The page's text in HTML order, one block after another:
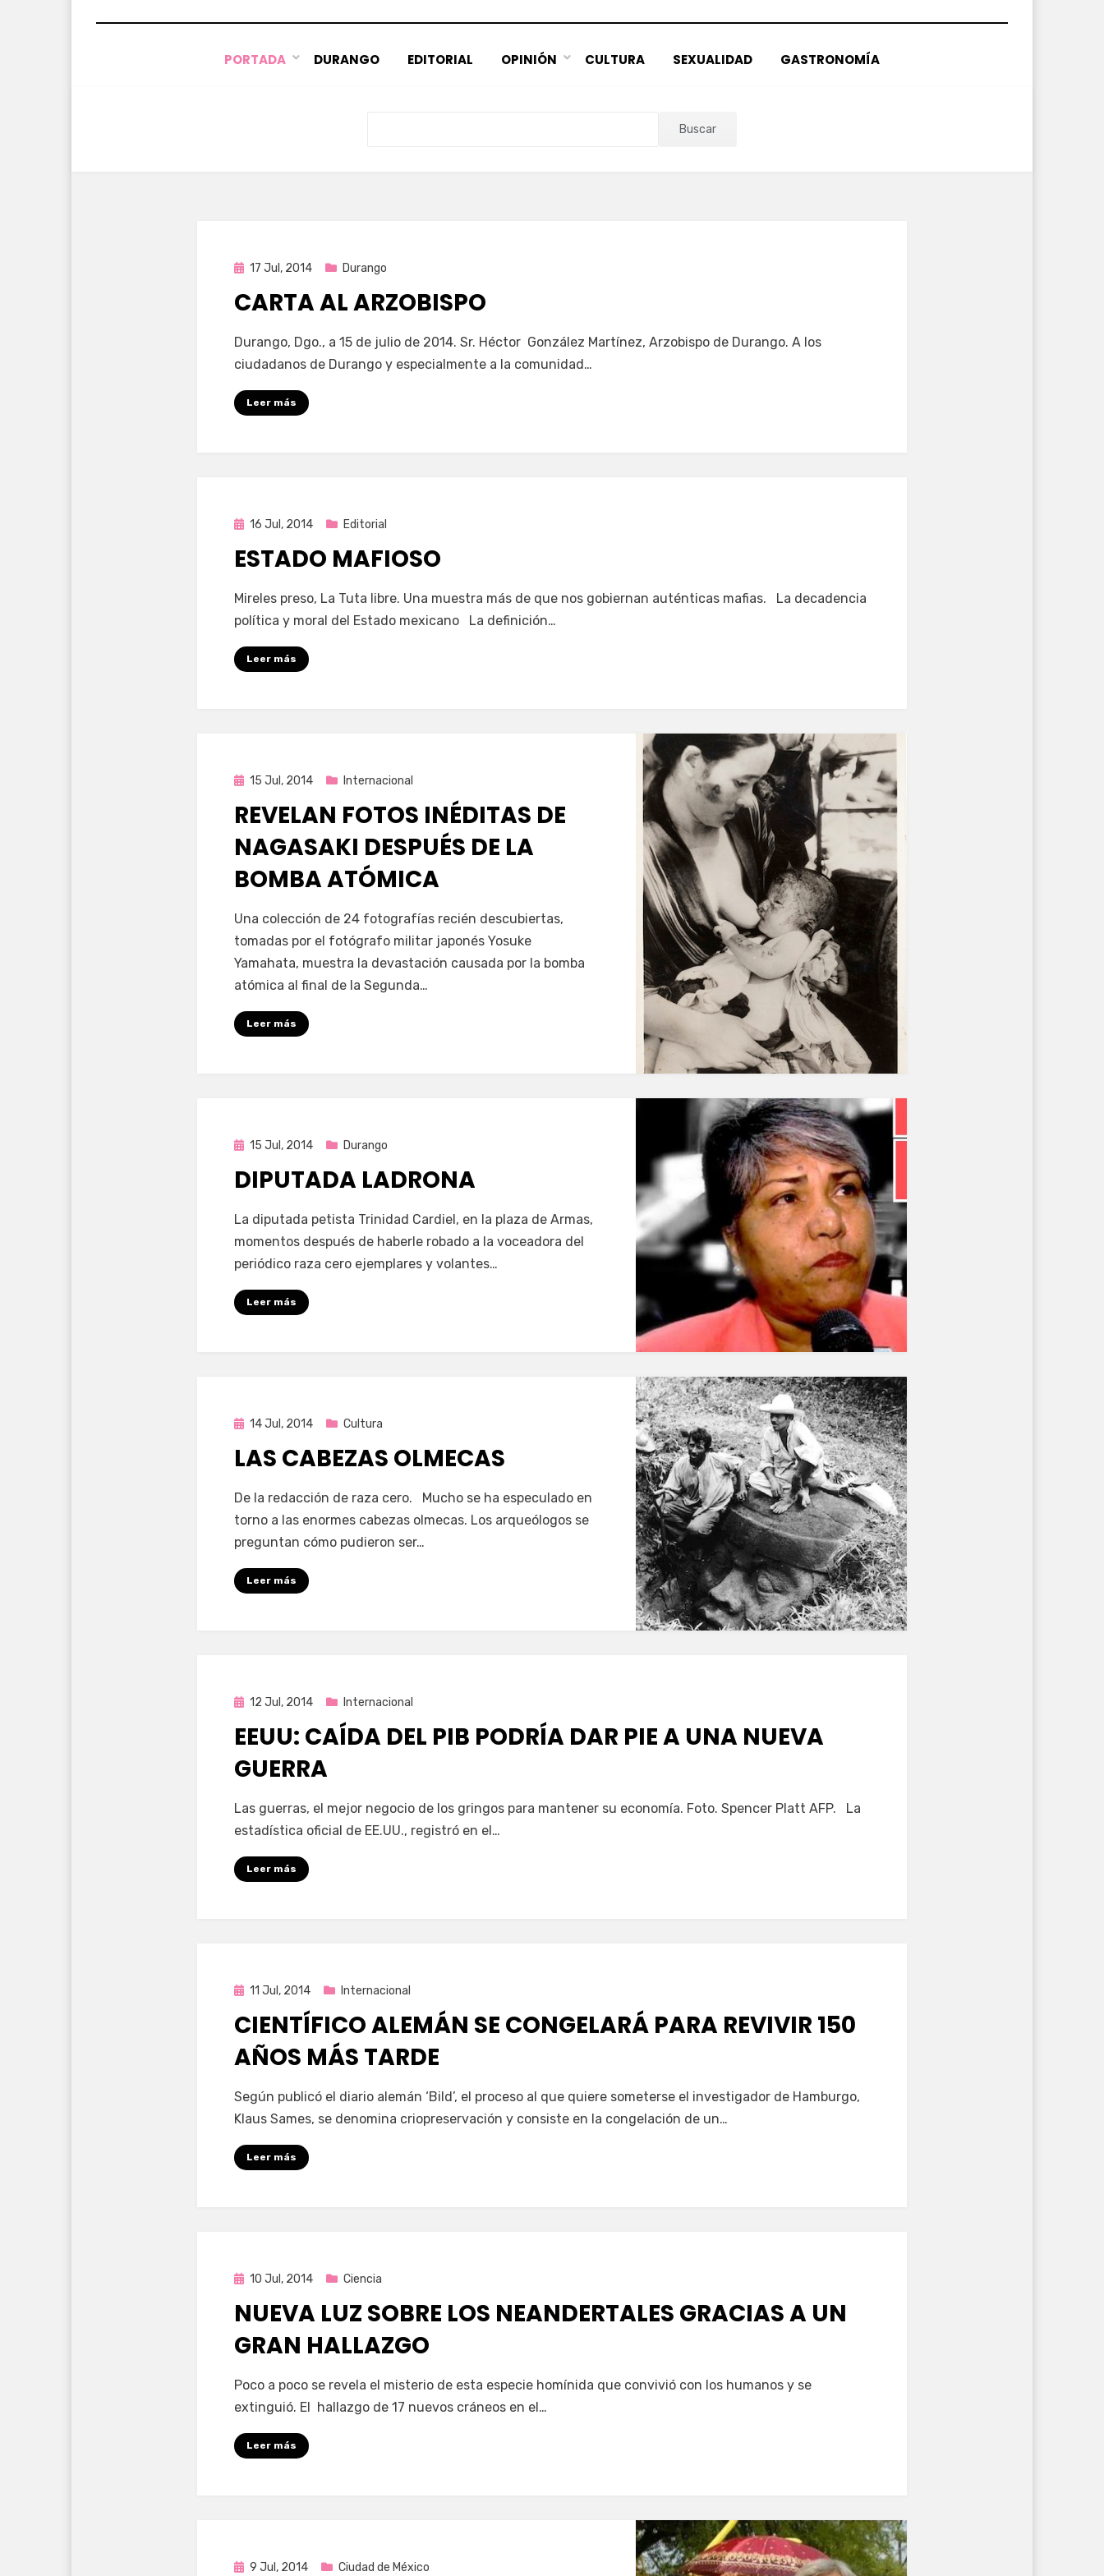
PORTADA DURANGO EDITORIAL OPINIÓN CULTURA SEXUALIDAD GASTRONOMÍA
Buscar
Publicada
17 Jul, 2014 Durango
CARTA AL ARZOBISPO
porEnrique
Durango, Dgo., a 15 de julio de 2014. Sr. Héctor González Martínez, Arzobispo de Durango. A los
ciudadanos de Durango y especialmente a la comunidad…
Leer más
Publicada
16 Jul, 2014 Editorial
ESTADO MAFIOSO
porEnrique
Mireles preso, La Tuta libre. Una muestra más de que nos gobiernan auténticas mafias. La decadencia
política y moral del Estado mexicano La definición…
Leer más
Publicada
15 Jul, 2014 Internacional
REVELAN FOTOS INÉDITAS DE
NAGASAKI DESPUÉS DE LA
BOMBA ATÓMICA
porEnrique
Una colección de 24 fotografías recién descubiertas,
tomadas por el fotógrafo militar japonés Yosuke
Yamahata, muestra la devastación causada por la bomba
atómica al final de la Segunda…
Leer más
Publicada
15 Jul, 2014 Durango
DIPUTADA LADRONA
porEnrique
La diputada petista Trinidad Cardiel, en la plaza de Armas,
momentos después de haberle robado a la voceadora del
periódico raza cero ejemplares y volantes…
Leer más
Publicada
14 Jul, 2014 Cultura
LAS CABEZAS OLMECAS
porEnrique
De la redacción de raza cero. Mucho se ha especulado en
torno a las enormes cabezas olmecas. Los arqueólogos se
preguntan cómo pudieron ser…
Leer más
Publicada
12 Jul, 2014 Internacional
EEUU: CAÍDA DEL PIB PODRÍA DAR PIE A UNA NUEVA
GUERRA
por Enrique
Las guerras, el mejor negocio de los gringos para mantener su economía. Foto. Spencer Platt AFP. La
estadística oficial de EE.UU., registró en el…
Leer más
Publicada
11 Jul, 2014 Internacional
CIENTÍFICO ALEMÁN SE CONGELARÁ PARA REVIVIR 150
AÑOS MÁS TARDE
porEnrique
Según publicó el diario alemán ‘Bild’, el proceso al que quiere someterse el investigador de Hamburgo,
Klaus Sames, se denomina criopreservación y consiste en la congelación de un…
Leer más
Publicada
10 Jul, 2014 Ciencia
NUEVA LUZ SOBRE LOS NEANDERTALES GRACIAS A UN
GRAN HALLAZGO
porEnrique
Poco a poco se revela el misterio de esta especie homínida que convivió con los humanos y se
extinguió. El hallazgo de 17 nuevos cráneos en el…
Leer más
Publicada
9 Jul, 2014 Ciudad de México